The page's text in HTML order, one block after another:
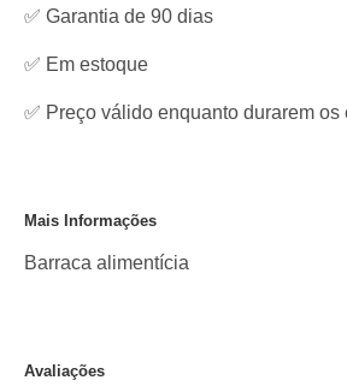
✅ Garantia de 90 dias
✅ Em estoque
✅ Preço válido enquanto durarem os
Mais Informações
Barraca alimentícia
Avaliações